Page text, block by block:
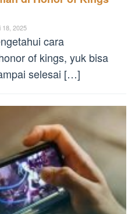
18, 2025
cara
of kings, yuk bisa
selesai […]